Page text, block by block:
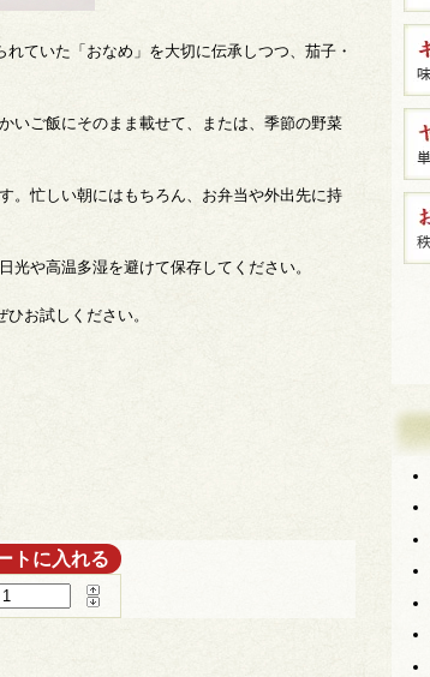
ていた「おなめ」を大切に伝承しつつ、茄子・
いご飯にそのまま載せて、または、季節の野菜
。忙しい朝にはもちろん、お弁当や外出先に持
や高温多湿を避けて保存してください。
お試しください。